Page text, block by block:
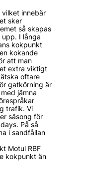
vilket innebär
sker
så skapas
I långa
kokpunkt
kokande
att man
extra viktigt
oftare
gatkörning är
jämna
trafik. Vi
säsong för
På så
i sandfållan
Motul RBF
kokpunkt än